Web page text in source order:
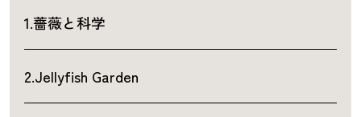
1.薔薇と科学
2.Jellyfish Garden